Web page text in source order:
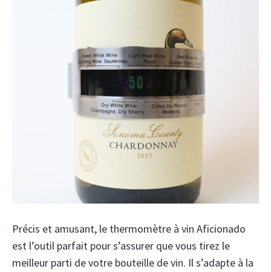
Précis et amusant, le thermomètre à vin Aficionado
est l’outil parfait pour s’assurer que vous tirez le
meilleur parti de votre bouteille de vin. Il s’adapte à la